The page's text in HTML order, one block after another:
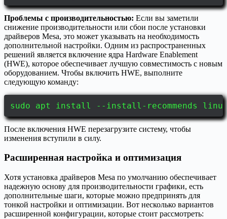
Проблемы с производительностью: Если вы заметили
снижение производительности или сбои после установки
драйверов Mesa, это может указывать на необходимость
дополнительной настройки. Одним из распространенных
решений является включение ядра Hardware Enablement
(HWE), которое обеспечивает лучшую совместимость с новым
оборудованием. Чтобы включить HWE, выполните
следующую команду:
sudo apt install --install-recommends
После включения HWE перезагрузите систему, чтобы
изменения вступили в силу.
Расширенная настройка и оптимизация
Хотя установка драйверов Mesa по умолчанию обеспечивает
надежную основу для производительности графики, есть
дополнительные шаги, которые можно предпринять для
тонкой настройки и оптимизации. Вот несколько вариантов
расширенной конфигурации, которые стоит рассмотреть: